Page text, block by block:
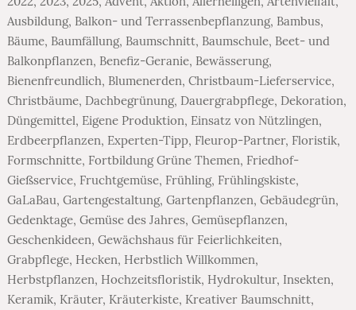
Ausbildung, Balkon- und Terrassenbepflanzung, Bambus,
Bäume, Baumfällung, Baumschnitt, Baumschule, Beet- und
Balkonpflanzen, Benefiz-Geranie, Bewässerung,
Bienenfreundlich, Blumenerden, Christbaum-Lieferservice,
Christbäume, Dachbegrünung, Dauergrabpflege, Dekoration,
Düngemittel, Eigene Produktion, Einsatz von Nützlingen,
Erdbeerpflanzen, Experten-Tipp, Fleurop-Partner, Floristik,
Formschnitte, Fortbildung Grüne Themen, Friedhof-
Gießservice, Fruchtgemüse, Frühling, Frühlingskiste,
GaLaBau, Gartengestaltung, Gartenpflanzen, Gebäudegrün,
Gedenktage, Gemüse des Jahres, Gemüsepflanzen,
Geschenkideen, Gewächshaus für Feierlichkeiten,
Grabpflege, Hecken, Herbstlich Willkommen,
Herbstpflanzen, Hochzeitsfloristik, Hydrokultur, Insekten,
Keramik, Kräuter, Kräuterkiste, Kreativer Baumschnitt,